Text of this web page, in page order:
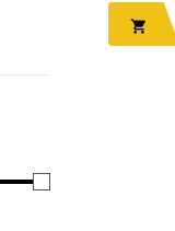
